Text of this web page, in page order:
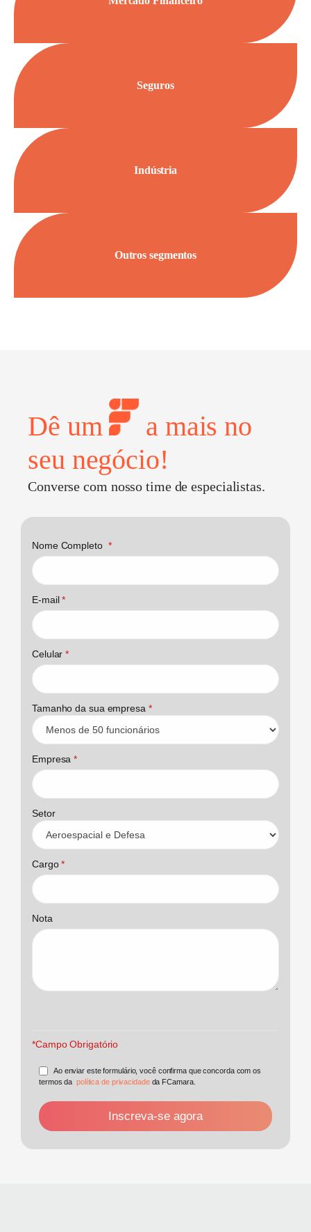
Seguros
Indústria
Outros segmentos
Dê um
a mais no
seu negócio!
Converse com nosso time de especialistas.
Nome Completo *
E-mail*
Celular*
Tamanho da sua empresa *
Empresa*
Setor
Cargo*
Nota
*Campo Obrigatório
Ao enviar este formulário, você confirma que concorda com os
termos da política de privacidadeda FCamara.